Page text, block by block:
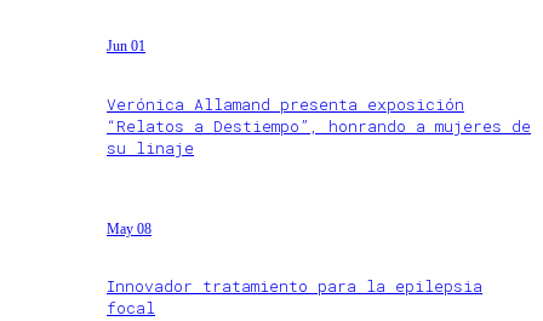
Jun 01
Verónica Allamand presenta exposición
“Relatos a Destiempo”, honrando a mujeres de
su linaje
May 08
Innovador tratamiento para la epilepsia
focal